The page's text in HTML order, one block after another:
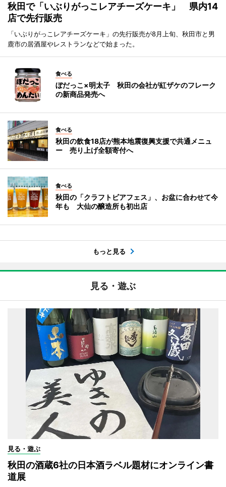
秋田で「いぶりがっこレアチーズケーキ」 県内14
店で先行販売
「いぶりがっこレアチーズケーキ」の先行販売が8月上旬、秋田市と男
鹿市の居酒屋やレストランなどで始まった。
食べる
ぼだっこ×明太子 秋田の会社が紅ザケのフレーク
の新商品発売へ
食べる
秋田の飲食18店が熊本地震復興支援で共通メニュ
ー 売り上げ全額寄付へ
食べる
秋田の「クラフトビアフェス」、お盆に合わせて今
年も 大仙の醸造所も初出店
もっと見る
見る・遊ぶ
見る・遊ぶ
秋田の酒蔵6社の日本酒ラベル題材にオンライン書
道展